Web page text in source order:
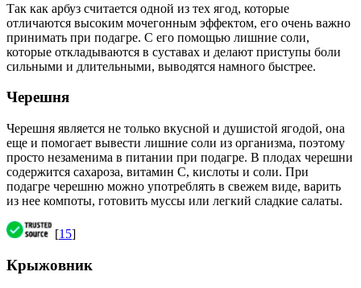
Так как арбуз считается одной из тех ягод, которые
отличаются высоким мочегонным эффектом, его очень важно
принимать при подагре. С его помощью лишние соли,
которые откладываются в суставах и делают приступы боли
сильными и длительными, выводятся намного быстрее.
Черешня
Черешня является не только вкусной и душистой ягодой, она
еще и помогает вывести лишние соли из организма, поэтому
просто незаменима в питании при подагре. В плодах черешни
содержится сахароза, витамин С, кислоты и соли. При
подагре черешню можно употреблять в свежем виде, варить
из нее компоты, готовить муссы или легкий сладкие салаты.
[15]
Крыжовник